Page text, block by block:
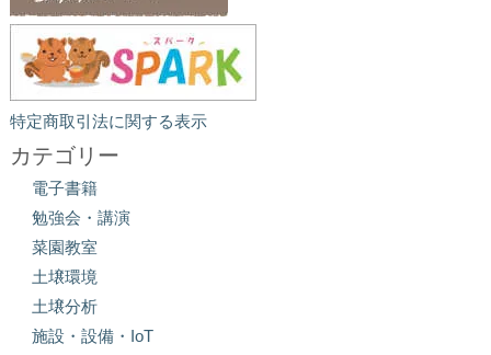
特定商取引法に関する表示
カテゴリー
電子書籍
勉強会・講演
菜園教室
土壌環境
土壌分析
施設・設備・IoT